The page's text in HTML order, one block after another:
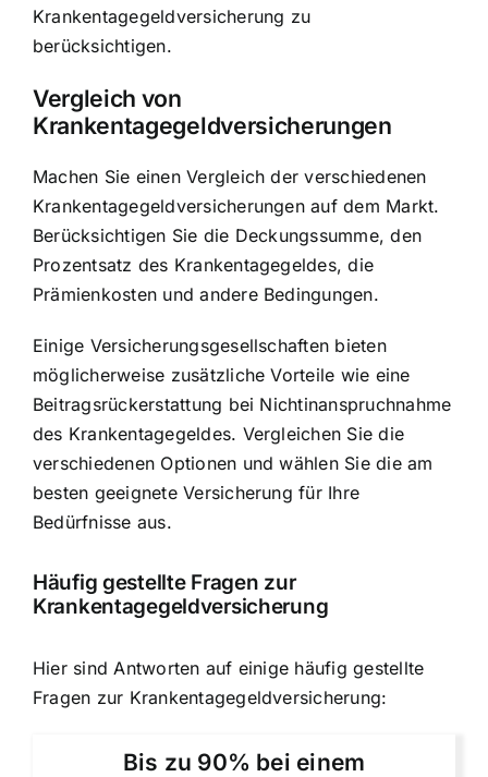
Krankentagegeldversicherung zu
berücksichtigen.
Vergleich von
Krankentagegeldversicherungen
Machen Sie einen Vergleich der verschiedenen
Krankentagegeldversicherungen auf dem Markt.
Berücksichtigen Sie die Deckungssumme, den
Prozentsatz des Krankentagegeldes, die
Prämienkosten und andere Bedingungen.
Einige Versicherungsgesellschaften bieten
möglicherweise zusätzliche Vorteile wie eine
Beitragsrückerstattung bei Nichtinanspruchnahme
des Krankentagegeldes. Vergleichen Sie die
verschiedenen Optionen und wählen Sie die am
besten geeignete Versicherung für Ihre
Bedürfnisse aus.
Häufig gestellte Fragen zur
Krankentagegeldversicherung
Hier sind Antworten auf einige häufig gestellte
Fragen zur Krankentagegeldversicherung:
Bis zu 90% bei einem